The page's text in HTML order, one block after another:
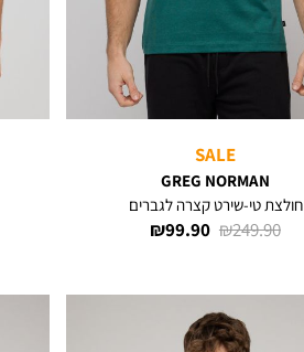
SALE
GREG NORMAN
חולצת טי-שירט קצרה לגברים
מחיר
99.90 ₪
מחיר
249.90 ₪